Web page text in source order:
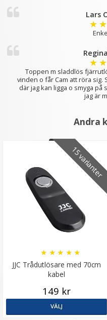
Lars
★ ★
★ ★
Toppen m sladdlös
vinden o får Cam att röra sig.
där jag kan ligga o smyga
jag är
Andra
15 varianter
JJC Trådutlösare med 70cm
kabel
★ ★ ★ ★ ★
149 kr
VÄLJ